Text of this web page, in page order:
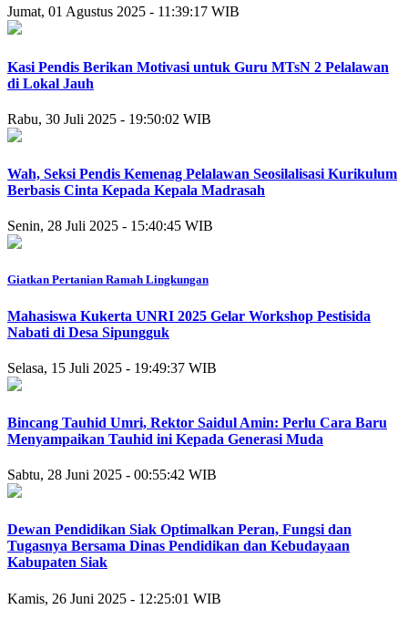
Jumat, 01 Agustus 2025 - 11:39:17 WIB
Kasi Pendis Berikan Motivasi untuk Guru MTsN 2 Pelalawan
di Lokal Jauh
Rabu, 30 Juli 2025 - 19:50:02 WIB
Wah, Seksi Pendis Kemenag Pelalawan Seosilalisasi Kurikulum
Berbasis Cinta Kepada Kepala Madrasah
Senin, 28 Juli 2025 - 15:40:45 WIB
Giatkan Pertanian Ramah Lingkungan
Mahasiswa Kukerta UNRI 2025 Gelar Workshop Pestisida
Nabati di Desa Sipungguk
Selasa, 15 Juli 2025 - 19:49:37 WIB
Bincang Tauhid Umri, Rektor Saidul Amin: Perlu Cara Baru
Menyampaikan Tauhid ini Kepada Generasi Muda
Sabtu, 28 Juni 2025 - 00:55:42 WIB
Dewan Pendidikan Siak Optimalkan Peran, Fungsi dan
Tugasnya Bersama Dinas Pendidikan dan Kebudayaan
Kabupaten Siak
Kamis, 26 Juni 2025 - 12:25:01 WIB